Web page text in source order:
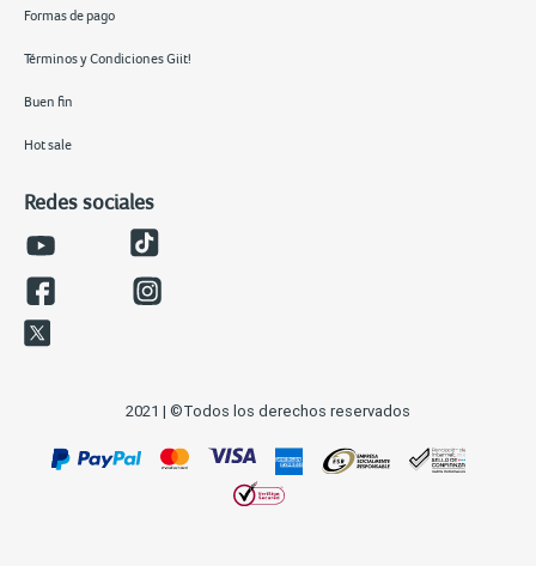
Formas de pago
Términos y Condiciones Giit!
Buen fin
Hot sale
Redes sociales
2021 | ©Todos los derechos reservados